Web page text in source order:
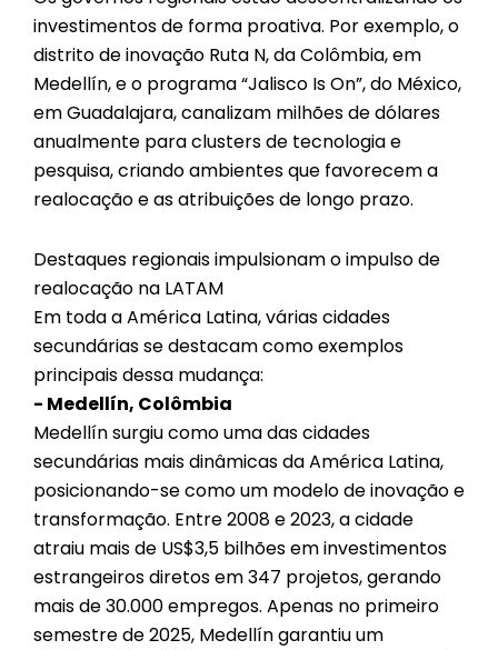
investimentos de forma proativa. Por exemplo, o
distrito de inovação Ruta N, da Colômbia, em
Medellín, e o programa “Jalisco Is On”, do México,
em Guadalajara, canalizam milhões de dólares
anualmente para clusters de tecnologia e
pesquisa, criando ambientes que favorecem a
realocação e as atribuições de longo prazo.
Destaques regionais impulsionam o impulso de
realocação na LATAM
Em toda a América Latina, várias cidades
secundárias se destacam como exemplos
principais dessa mudança:
- Medellín, Colômbia
Medellín surgiu como uma das cidades
secundárias mais dinâmicas da América Latina,
posicionando-se como um modelo de inovação e
transformação. Entre 2008 e 2023, a cidade
atraiu mais de US$3,5 bilhões em investimentos
estrangeiros diretos em 347 projetos, gerando
mais de 30.000 empregos. Apenas no primeiro
semestre de 2025, Medellín garantiu um